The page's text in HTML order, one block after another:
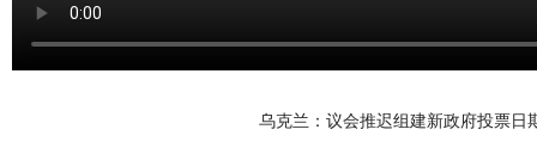
乌克兰：议会推迟组建新政府投票日